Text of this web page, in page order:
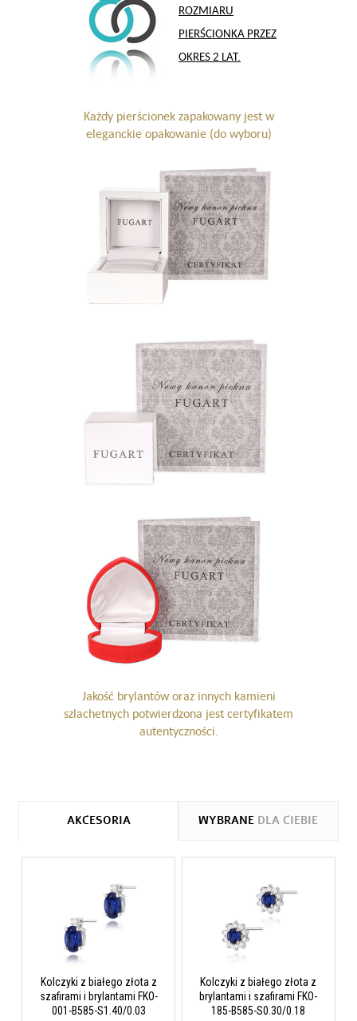
ROZMIARU
PIERŚCIONKA PRZEZ
OKRES 2 LAT.
Każdy pierścionek zapakowany jest w
eleganckie opakowanie (do wyboru)
Jakość brylantów oraz innych kamieni
szlachetnych potwierdzona jest certyfikatem
autentyczności.
AKCESORIA WYBRANE DLA CIEBIE
Kolczyki z białego złota z
szafirami i brylantami FKO-
001-B585-S1.40/0.03
Kolczyki z białego złota z
brylantami i szafirami FKO-
185-B585-S0.30/0.18